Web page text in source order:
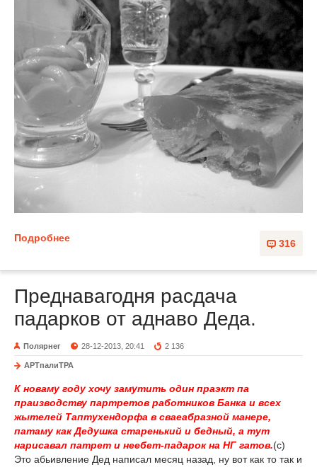
316
Подробнее
Преднавагодня расдача
падарков от аднаво Деда.
Полярнег 28-12-2013, 20:41 2 136
АРТпалиТРА
К новаму году хочу замутить один праэкт па
праизводству партретов работников Банка и всех
жытелей Таптухендорфа в сваеабразной манере,
патаму как Дедушка старенький и бедный, а тут
нарисавал патрет и неебет-падарок на НГ гатов.(с)
Это абьивление Дед написал месяц назад, ну вот как то так и